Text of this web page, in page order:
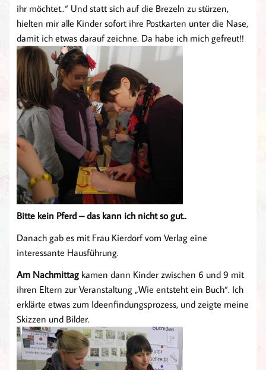
ihr möchtet..“ Und statt sich auf die Brezeln zu stürzen,
hielten mir alle Kinder sofort ihre Postkarten unter die Nase,
damit ich etwas darauf zeichne. Da habe ich mich gefreut!!
Bitte kein Pferd – das kann ich nicht so gut..
Danach gab es mit Frau Kierdorf vom Verlag eine
interessante Hausführung.
Am Nachmittag kamen dann Kinder zwischen 6 und 9 mit
ihren Eltern zur Veranstaltung „Wie entsteht ein Buch“. Ich
erklärte etwas zum Ideenfindungsprozess, und zeigte meine
Skizzen und Bilder.